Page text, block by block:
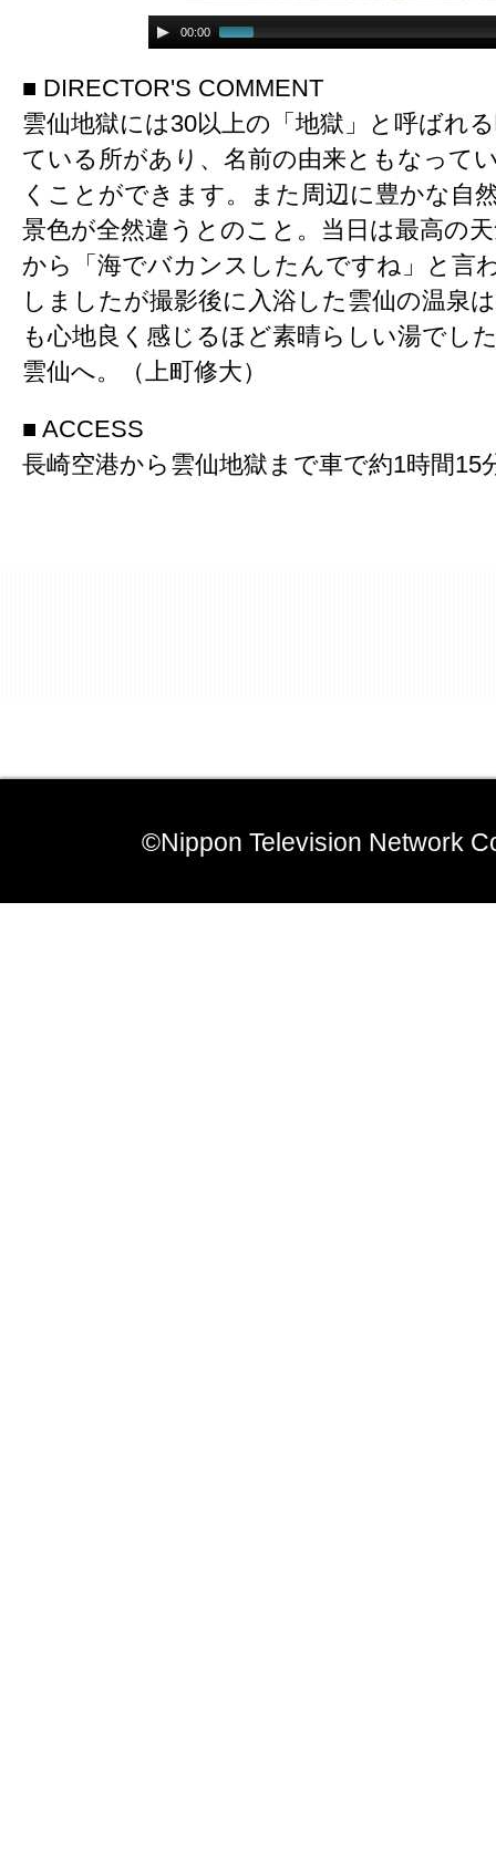
00:00
■ DIRECTOR'S COMMENT
雲仙地獄には30以上の「地獄」と呼ばれ
ている所があり、名前の由来ともなって
くことができます。また周辺に豊かな自
景色が全然違うとのこと。当日は最高の
から「海でバカンスしたんですね」と言
しましたが撮影後に入浴した雲仙の温泉
も心地良く感じるほど素晴らしい湯でし
雲仙へ。（上町修大）
■ ACCESS
長崎空港から雲仙地獄まで車で約1時間15
©Nippon Television Network